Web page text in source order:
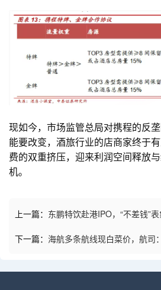
现如今，市场监管总局对携程的反
能要改变，酒旅行业的店商家终于
费的双重挤压，迎来利润空间释放
机。
上一篇： 东鹏特饮赴港IPO，“不差钱”
下一篇： 海航多条航线现白菜价，航司